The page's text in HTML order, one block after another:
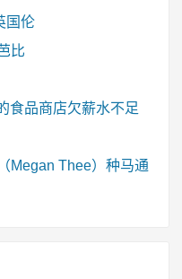
国伦
比
食品商店欠薪水不足
Megan Thee）种马通